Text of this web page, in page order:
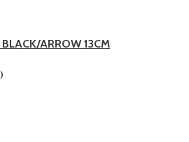
ARROW 13CM